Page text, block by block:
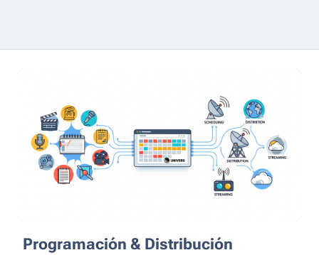
Programación & Distribución